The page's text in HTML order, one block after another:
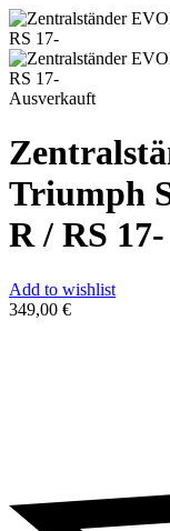
Ausverkauft
Triumph
R / RS 17-
Add to wishlist
349,00 €